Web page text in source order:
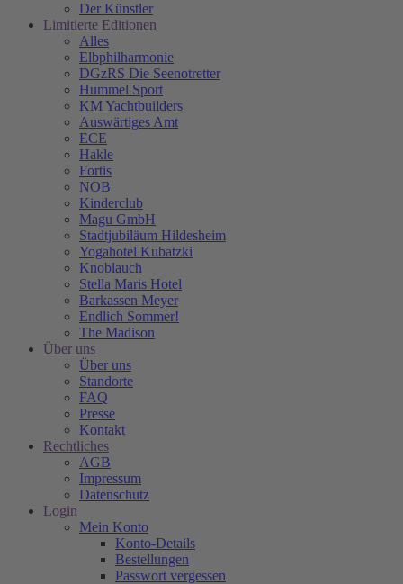
Der Künstler
Limitierte Editionen
Alles
Elbphilharmonie
DGzRS Die Seenotretter
Hummel Sport
KM Yachtbuilders
Auswärtiges Amt
ECE
Hakle
Fortis
NOB
Kinderclub
Magu GmbH
Stadtjubiläum Hildesheim
Yogahotel Kubatzki
Knoblauch
Stella Maris Hotel
Barkassen Meyer
Endlich Sommer!
The Madison
Über uns
Über uns
Standorte
FAQ
Presse
Kontakt
Rechtliches
AGB
Impressum
Datenschutz
Login
Mein Konto
Konto-Details
Bestellungen
Passwort vergessen